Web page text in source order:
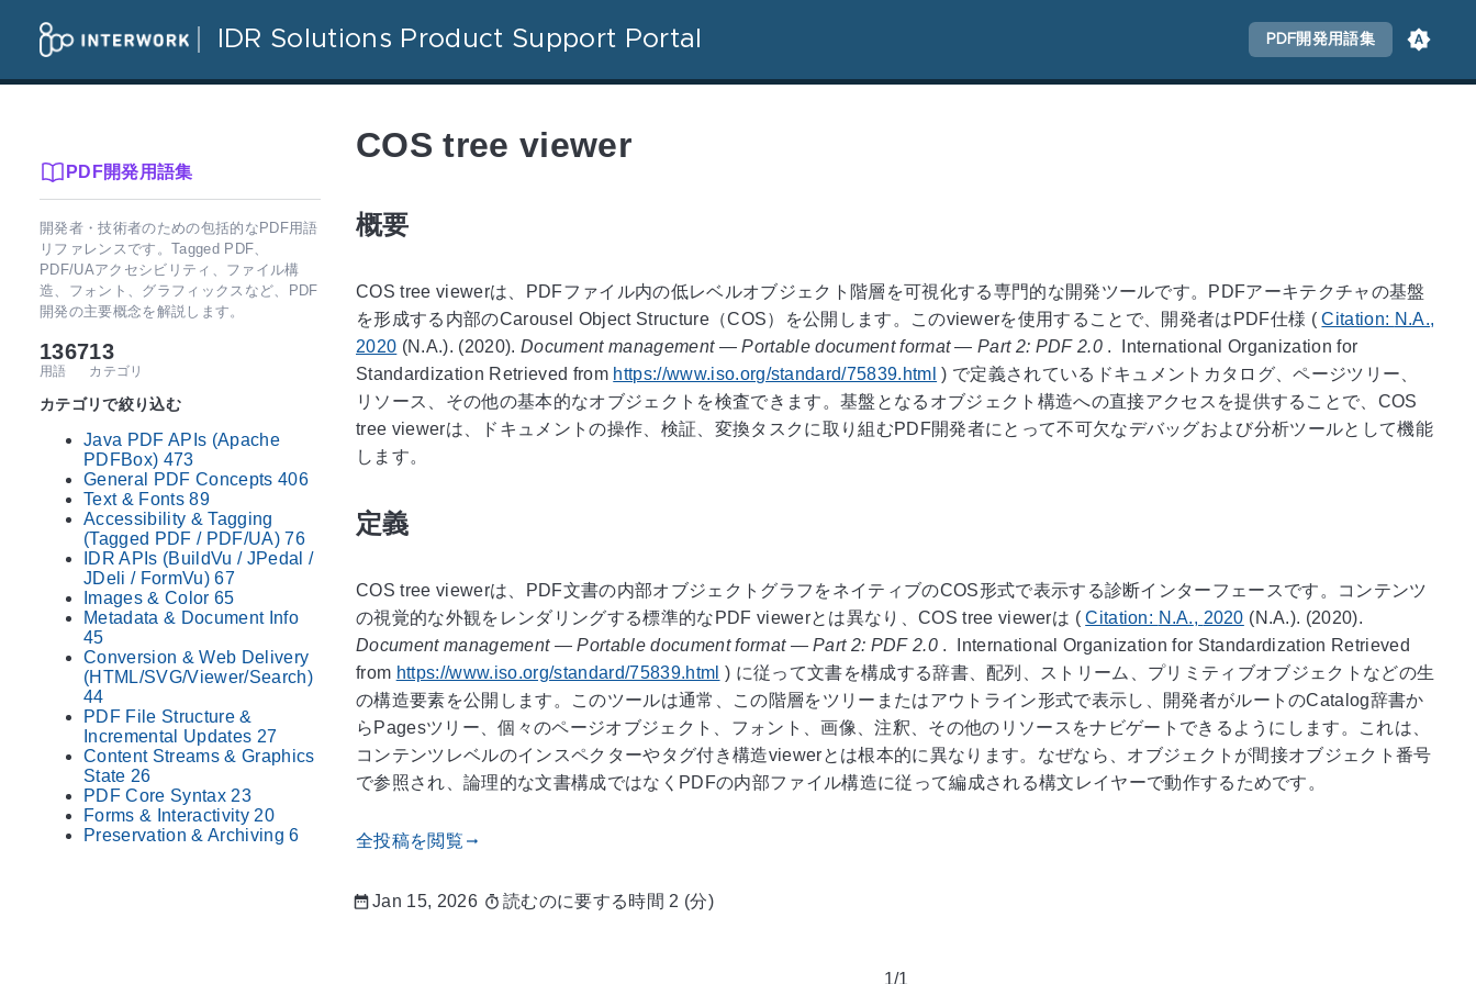
IDR Solutions Product Support Portal PDF開発用語集
PDF開発用語集
開発者・技術者のための包括的なPDF用語
リファレンスです。Tagged PDF、
PDF/UAアクセシビリティ、ファイル構
造、フォント、グラフィックスなど、PDF
開発の主要概念を解説します。
1367
用語
13
カテゴリ
カテゴリで絞り込む
Java PDF APIs (Apache
PDFBox) 473
General PDF Concepts 406
Text & Fonts 89
Accessibility & Tagging
(Tagged PDF / PDF/UA) 76
IDR APIs (BuildVu / JPedal /
JDeli / FormVu) 67
Images & Color 65
Metadata & Document Info
45
Conversion & Web Delivery
(HTML/SVG/Viewer/Search)
44
PDF File Structure &
Incremental Updates 27
Content Streams & Graphics
State 26
PDF Core Syntax 23
Forms & Interactivity 20
Preservation & Archiving 6
COS tree viewer
概要
COS tree viewerは、PDFファイル内の低レベルオブジェクト階層を可視化する専門的な開発ツールです。PDFアーキテクチャの基盤
を形成する内部のCarousel Object Structure（COS）を公開します。このviewerを使用することで、開発者はPDF仕様 ( Citation: N.A.,
2020 (N.A.). (2020). Document management — Portable document format — Part 2: PDF 2.0 .
International Organization for
Standardization Retrieved from https://www.iso.org/standard/75839.html ) で定義されているドキュメントカタログ、ページツリー、
リソース、その他の基本的なオブジェクトを検査できます。基盤となるオブジェクト構造への直接アクセスを提供することで、COS
tree viewerは、ドキュメントの操作、検証、変換タスクに取り組むPDF開発者にとって不可欠なデバッグおよび分析ツールとして機能
します。
定義
COS tree viewerは、PDF文書の内部オブジェクトグラフをネイティブのCOS形式で表示する診断インターフェースです。コンテンツ
の視覚的な外観をレンダリングする標準的なPDF viewerとは異なり、COS tree viewerは ( Citation: N.A., 2020 (N.A.). (2020).
Document management — Portable document format — Part 2: PDF 2.0 . International Organization for Standardization Retrieved
from https://www.iso.org/standard/75839.html ) に従って文書を構成する辞書、配列、ストリーム、プリミティブオブジェクトなどの生
の構造要素を公開します。このツールは通常、この階層をツリーまたはアウトライン形式で表示し、開発者がルートのCatalog辞書か
らPagesツリー、個々のページオブジェクト、フォント、画像、注釈、その他のリソースをナビゲートできるようにします。これは、
コンテンツレベルのインスペクターやタグ付き構造viewerとは根本的に異なります。なぜなら、オブジェクトが間接オブジェクト番号
で参照され、論理的な文書構成ではなくPDFの内部ファイル構造に従って編成される構文レイヤーで動作するためです。
全投稿を閲覧 gdoc_arrow_right_alt
Jan 15, 2026 読むのに要する時間 2 (分)
1/1